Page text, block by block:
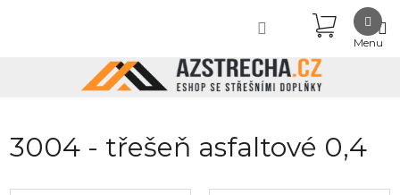
KOŠÍK
3004 - třešeň asfaltové 0,4